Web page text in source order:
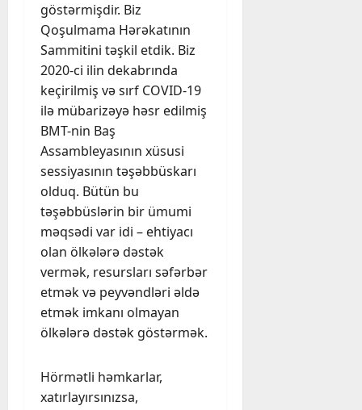
göstərmişdir. Biz
Qoşulmama Hərəkatının
Sammitini təşkil etdik. Biz
2020-ci ilin dekabrında
keçirilmiş və sırf COVID-19
ilə mübarizəyə həsr edilmiş
BMT-nin Baş
Assambleyasının xüsusi
sessiyasının təşəbbüskarı
olduq. Bütün bu
təşəbbüslərin bir ümumi
məqsədi var idi – ehtiyacı
olan ölkələrə dəstək
vermək, resursları səfərbər
etmək və peyvəndləri əldə
etmək imkanı olmayan
ölkələrə dəstək göstərmək.
Hörmətli həmkarlar,
xatırlayırsınızsa,